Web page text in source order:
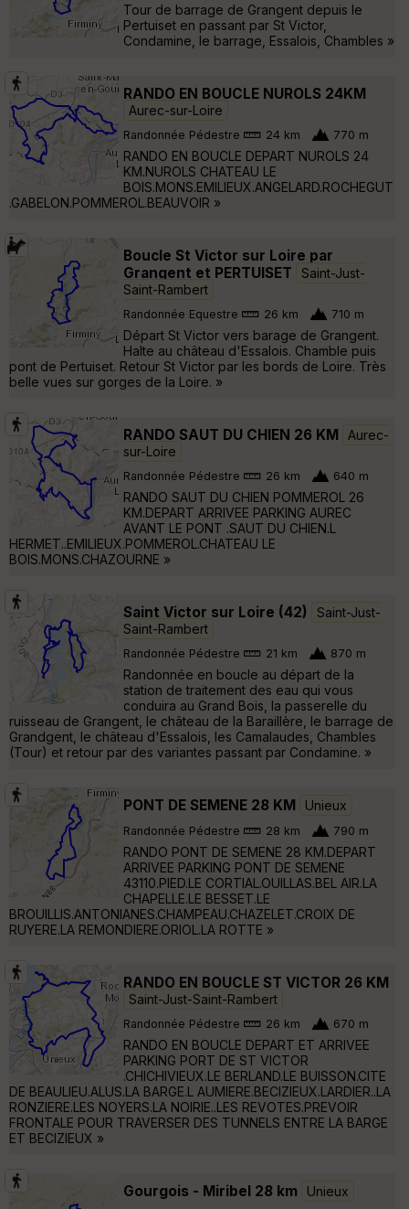
Tour de barrage de Grangent depuis le
Pertuiset en passant par St Victor,
Condamine, le barrage, Essalois, Chambles »
RANDO EN BOUCLE NUROLS 24KM
Aurec-sur-Loire
Randonnée Pédestre 24 km 770 m
RANDO EN BOUCLE DEPART NUROLS 24
KM.NUROLS CHATEAU LE
BOIS.MONS.EMILIEUX.ANGELARD.ROCHEGUT
.GABELON.POMMEROL.BEAUVOIR »
Boucle St Victor sur Loire par
Grangent et PERTUISET
Saint-Just-
Saint-Rambert
Randonnée Equestre 26 km 710 m
Départ St Victor vers barage de Grangent.
Halte au château d'Essalois. Chamble puis
pont de Pertuiset. Retour St Victor par les bords de Loire. Très
belle vues sur gorges de la Loire. »
RANDO SAUT DU CHIEN 26 KM
Aurec-
sur-Loire
Randonnée Pédestre 26 km 640 m
RANDO SAUT DU CHIEN POMMEROL 26
KM.DEPART ARRIVEE PARKING AUREC
AVANT LE PONT .SAUT DU CHIEN.L
HERMET..EMILIEUX.POMMEROL.CHATEAU LE
BOIS.MONS.CHAZOURNE »
Saint Victor sur Loire (42)
Saint-Just-
Saint-Rambert
Randonnée Pédestre 21 km 870 m
Randonnée en boucle au départ de la
station de traitement des eau qui vous
conduira au Grand Bois, la passerelle du
ruisseau de Grangent, le château de la Baraillère, le barrage de
Grandgent, le château d'Essalois, les Camalaudes, Chambles
(Tour) et retour par des variantes passant par Condamine. »
PONT DE SEMENE 28 KM Unieux
Randonnée Pédestre 28 km 790 m
RANDO PONT DE SEMENE 28 KM.DEPART
ARRIVEE PARKING PONT DE SEMENE
43110.PIED.LE CORTIAL.OUILLAS.BEL AIR.LA
CHAPELLE.LE BESSET.LE
BROUILLIS.ANTONIANES.CHAMPEAU.CHAZELET.CROIX DE
RUYERE.LA REMONDIERE.ORIOL.LA ROTTE »
RANDO EN BOUCLE ST VICTOR 26 KM
Saint-Just-Saint-Rambert
Randonnée Pédestre 26 km 670 m
RANDO EN BOUCLE DEPART ET ARRIVEE
PARKING PORT DE ST VICTOR
.CHICHIVIEUX.LE BERLAND.LE BUISSON.CITE
DE BEAULIEU.ALUS.LA BARGE.L AUMIERE.BECIZIEUX.LARDIER..LA
RONZIERE.LES NOYERS.LA NOIRIE..LES REVOTES.PREVOIR
FRONTALE POUR TRAVERSER DES TUNNELS ENTRE LA BARGE
ET BECIZIEUX »
Gourgois - Miribel 28 km Unieux